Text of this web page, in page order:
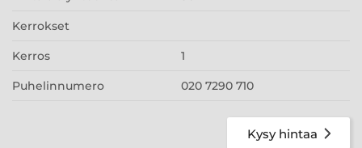
Kerrokset
Kerros 1
Puhelinnumero 020 7290 710
Kysy hintaa